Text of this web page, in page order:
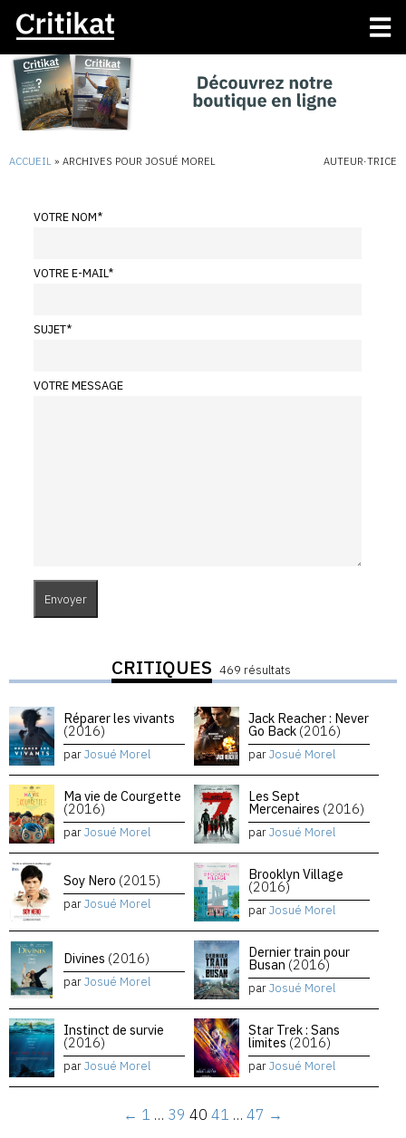
ACCUEIL » ARCHIVES POUR JOSUÉ MOREL AUTEUR·TRICE
VOTRE NOM*
VOTRE E-MAIL*
SUJET*
VOTRE MESSAGE
CRITIQUES 469 résultats
Réparer les vivants
(2016)
parJosué Morel
Jack Reacher : Never
Go Back (2016)
parJosué Morel
Ma vie de Courgette
(2016)
parJosué Morel
Les Sept
Mercenaires (2016)
parJosué Morel
Soy Nero (2015)
parJosué Morel
Brooklyn Village
(2016)
parJosué Morel
Divines (2016)
parJosué Morel
Dernier train pour
Busan (2016)
parJosué Morel
Instinct de survie
(2016)
parJosué Morel
Star Trek : Sans
limites (2016)
parJosué Morel
← 1 … 39 40 41 … 47 →